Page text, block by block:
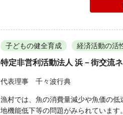
子どもの健全育成 経済活動の活
特定非営利活動法人 浜－街交流
代表理事 千々波行典
漁村では、魚の消費量減少や魚価の
地機能低下等の問題がみられていま